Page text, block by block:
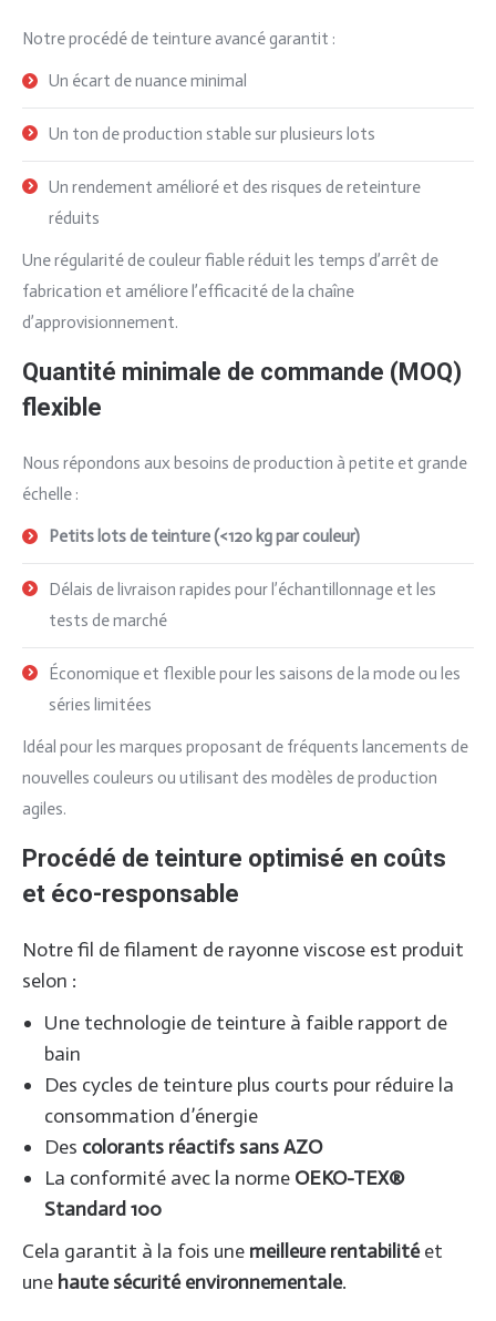
Notre procédé de teinture avancé garantit :
Un écart de nuance minimal
Un ton de production stable sur plusieurs lots
Un rendement amélioré et des risques de reteinture
réduits
Une régularité de couleur fiable réduit les temps d’arrêt de
fabrication et améliore l’efficacité de la chaîne
d’approvisionnement.
Quantité minimale de commande (MOQ)
flexible
Nous répondons aux besoins de production à petite et grande
échelle :
Petits lots de teinture (<120 kg par couleur)
Délais de livraison rapides pour l’échantillonnage et les
tests de marché
Économique et flexible pour les saisons de la mode ou les
séries limitées
Idéal pour les marques proposant de fréquents lancements de
nouvelles couleurs ou utilisant des modèles de production
agiles.
Procédé de teinture optimisé en coûts
et éco-responsable
Notre fil de filament de rayonne viscose est produit
selon :
Une technologie de teinture à faible rapport de
bain
Des cycles de teinture plus courts pour réduire la
consommation d’énergie
Des colorants réactifs sans AZO
La conformité avec la norme OEKO-TEX®
Standard 100
Cela garantit à la fois une meilleure rentabilitéet
une haute sécurité environnementale.